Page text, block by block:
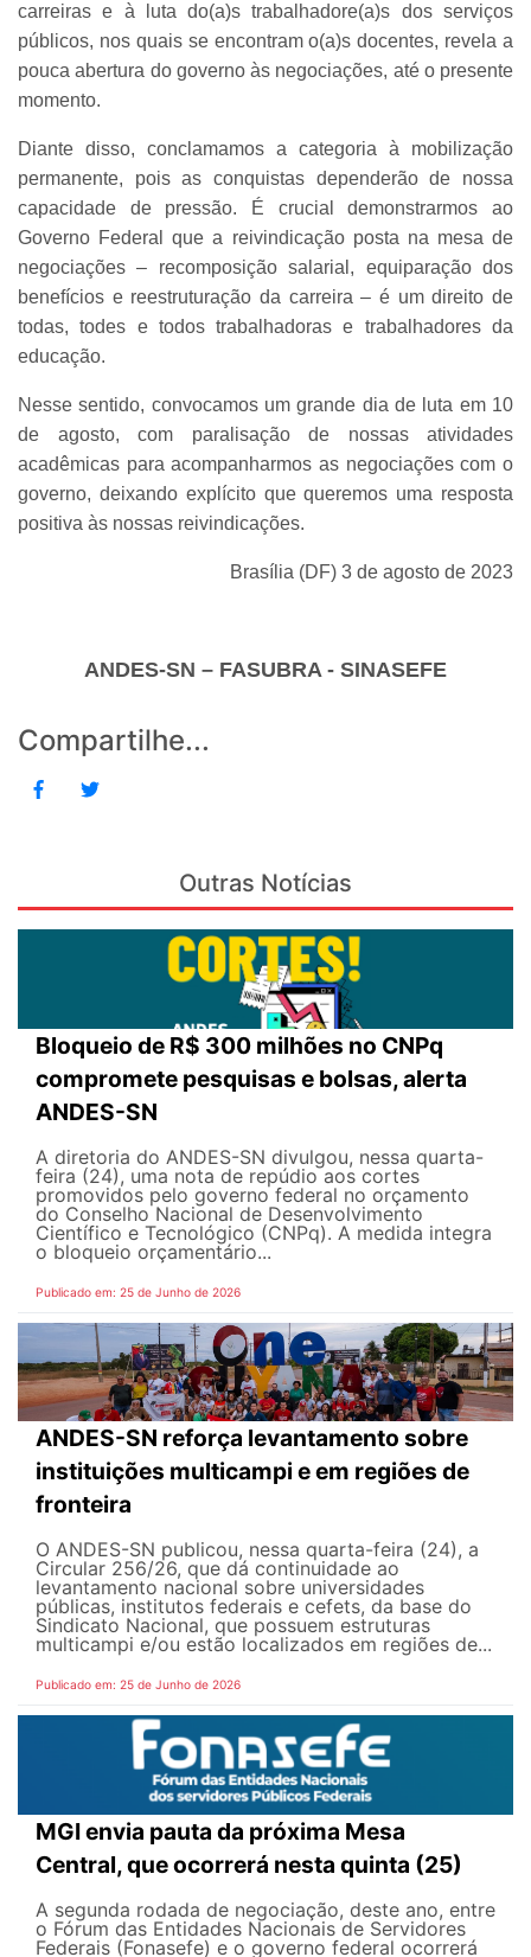
carreiras e à luta do(a)s trabalhadore(a)s dos serviços
públicos, nos quais se encontram o(a)s docentes, revela a
pouca abertura do governo às negociações, até o presente
momento.
Diante disso, conclamamos a categoria à mobilização
permanente, pois as conquistas dependerão de nossa
capacidade de pressão. É crucial demonstrarmos ao
Governo Federal que a reivindicação posta na mesa de
negociações – recomposição salarial, equiparação dos
benefícios e reestruturação da carreira – é um direito de
todas, todes e todos trabalhadoras e trabalhadores da
educação.
Nesse sentido, convocamos um grande dia de luta em 10
de agosto, com paralisação de nossas atividades
acadêmicas para acompanharmos as negociações com o
governo, deixando explícito que queremos uma resposta
positiva às nossas reivindicações.
Brasília (DF) 3 de agosto de 2023
ANDES-SN – FASUBRA - SINASEFE
Compartilhe...
Outras Notícias
Bloqueio de R$ 300 milhões no CNPq
compromete pesquisas e bolsas, alerta
ANDES-SN
A diretoria do ANDES-SN divulgou, nessa quarta-
feira (24), uma nota de repúdio aos cortes
promovidos pelo governo federal no orçamento
do Conselho Nacional de Desenvolvimento
Científico e Tecnológico (CNPq). A medida integra
o bloqueio orçamentário...
Publicado em: 25 de Junho de 2026
ANDES-SN reforça levantamento sobre
instituições multicampi e em regiões de
fronteira
O ANDES-SN publicou, nessa quarta-feira (24), a
Circular 256/26, que dá continuidade ao
levantamento nacional sobre universidades
públicas, institutos federais e cefets, da base do
Sindicato Nacional, que possuem estruturas
multicampi e/ou estão localizados em regiões de...
Publicado em: 25 de Junho de 2026
MGI envia pauta da próxima Mesa
Central, que ocorrerá nesta quinta (25)
A segunda rodada de negociação, deste ano, entre
o Fórum das Entidades Nacionais de Servidores
Federais (Fonasefe) e o governo federal ocorrerá